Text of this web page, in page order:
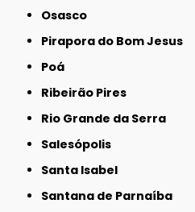
Osasco
Pirapora do Bom Jesus
Poá
Ribeirão Pires
Rio Grande da Serra
Salesópolis
Santa Isabel
Santana de Parnaíba